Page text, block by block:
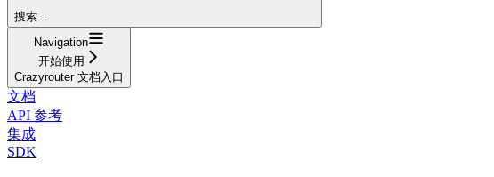
搜索...
Navigation
开始使用
Crazyrouter 文档入口
文档
API 参考
集成
SDK